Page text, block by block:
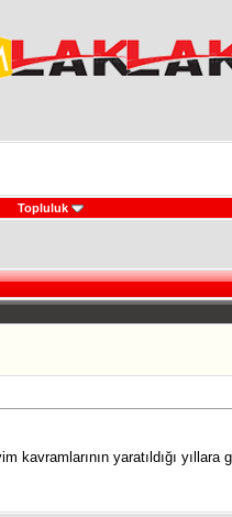
Topluluk
kavramlarının yaratıldığı yıllara